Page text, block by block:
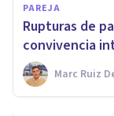
PAREJA
Rupturas de
convivencia
Marc Ruiz